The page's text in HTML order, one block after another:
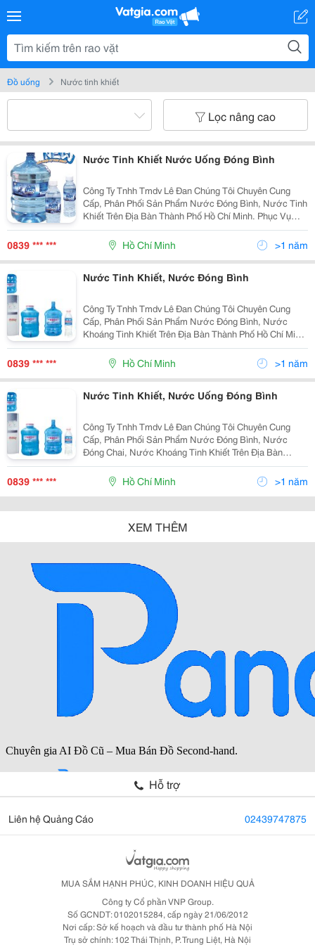
Đồ uống Nước tinh khiết
Lọc nâng cao
Nước Tinh Khiết Nước Uống Đóng Bình
Công Ty Tnhh Tmdv Lê Đan Chúng Tôi Chuyên Cung
Cấp, Phân Phối Sản Phẩm Nước Đóng Bình, Nước Tinh
Khiết Trên Địa Bàn Thành Phố Hồ Chí Minh. Phục Vụ
Cho Các Hộ Gia Đình, Văn Phòng Công Ty, Nhà Hàng,
Khách Sạn.... Hội Nghị, Tour Du Lịch, Cưới Hỏi.
0839 *** *** Hồ Chí Minh >1 năm
Nước Tinh Khiết, Nước Đóng Bình
Công Ty Tnhh Tmdv Lê Đan Chúng Tôi Chuyên Cung
Cấp, Phân Phối Sản Phẩm Nước Đóng Bình, Nước
Khoáng Tinh Khiết Trên Địa Bàn Thành Phố Hồ Chí Minh.
Phục Vụ Cho Các Hộ Gia Đình, Văn Phòng Công Ty, Nhà
Hàng, Khách Sạn.... Hội Nghị, Tour Du Lịch, Cư
0839 *** *** Hồ Chí Minh >1 năm
Nước Tinh Khiết, Nước Uống Đóng Bình
Công Ty Tnhh Tmdv Lê Đan Chúng Tôi Chuyên Cung
Cấp, Phân Phối Sản Phẩm Nước Đóng Bình, Nước
Đóng Chai, Nước Khoáng Tinh Khiết Trên Địa Bàn
Thành Phố Hồ Chí Minh. Phục Vụ Cho Các Hộ Gia Đình,
Văn Phòng Công Ty, Nhà Hàng, Khách Sạn.... Hội Nghị,
0839 *** *** Hồ Chí Minh >1 năm
XEM THÊM
Hỗ trợ
Liên hệ Quảng Cáo 02439747875
MUA SẮM HẠNH PHÚC, KINH DOANH HIỆU QUẢ
Công ty Cổ phần VNP Group.
Số GCNDT: 0102015284, cấp ngày 21/06/2012
Nơi cấp: Sở kế hoạch và đầu tư thành phố Hà Nội
Trụ sở chính: 102 Thái Thịnh, P. Trung Liệt, Hà Nội